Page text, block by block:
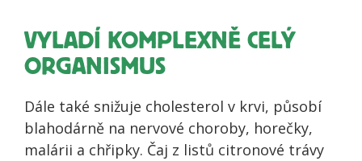
VYLADÍ KOMPLEXNĚ CELÝ
ORGANISMUS
Dále také snižuje cholesterol v krvi, působí
blahodárně na nervové choroby, horečky,
malárii a chřipky. Čaj z listů citronové trávy